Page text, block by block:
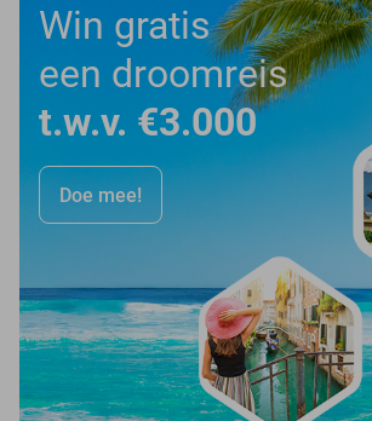
Win gratis
een droomreis
t.w.v. €3.000
Doe mee!